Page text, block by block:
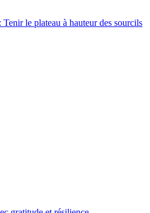
le plateau à hauteur des sourcils